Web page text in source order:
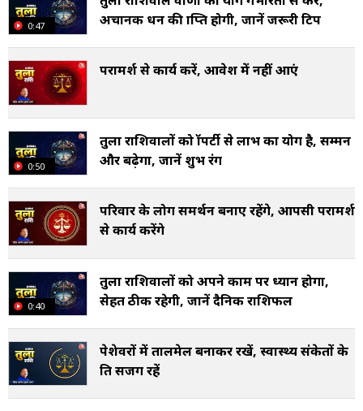
0:47
अचानक धन की प्राप्ति होगी, जानें जरूरी टिप
परामर्श से कार्य करें, आवेश में नहीं आएं
0:50
तुला राशिवालों को प्रॉपर्टी से लाभ का योग है, सम्मन
और बढ़ेगा, जानें शुभ रंग
परिवार के लोग समर्थन बनाए रहेंगे, आपसी परामर्श
से कार्य करेंगे
0:40
तुला राशिवालों को अपने काम पर ध्यान होगा,
सेहत ठीक रहेगी, जानें दैनिक राशिफल
पेशेवरों में तालमेल बनाकर रखें, स्वास्थ्य संकेतों के
प्रति सजग रहें